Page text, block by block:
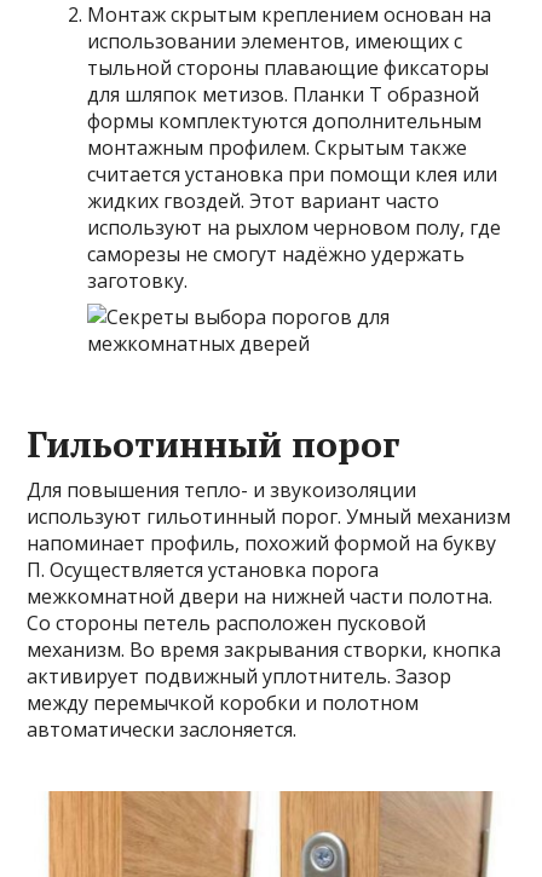
Монтаж скрытым креплением основан на
использовании элементов, имеющих с
тыльной стороны плавающие фиксаторы
для шляпок метизов. Планки Т образной
формы комплектуются дополнительным
монтажным профилем. Скрытым также
считается установка при помощи клея или
жидких гвоздей. Этот вариант часто
используют на рыхлом черновом полу, где
саморезы не смогут надёжно удержать
заготовку.
Гильотинный порог
Для повышения тепло- и звукоизоляции
используют гильотинный порог. Умный механизм
напоминает профиль, похожий формой на букву
П. Осуществляется установка порога
межкомнатной двери на нижней части полотна.
Со стороны петель расположен пусковой
механизм. Во время закрывания створки, кнопка
активирует подвижный уплотнитель. Зазор
между перемычкой коробки и полотном
автоматически заслоняется.